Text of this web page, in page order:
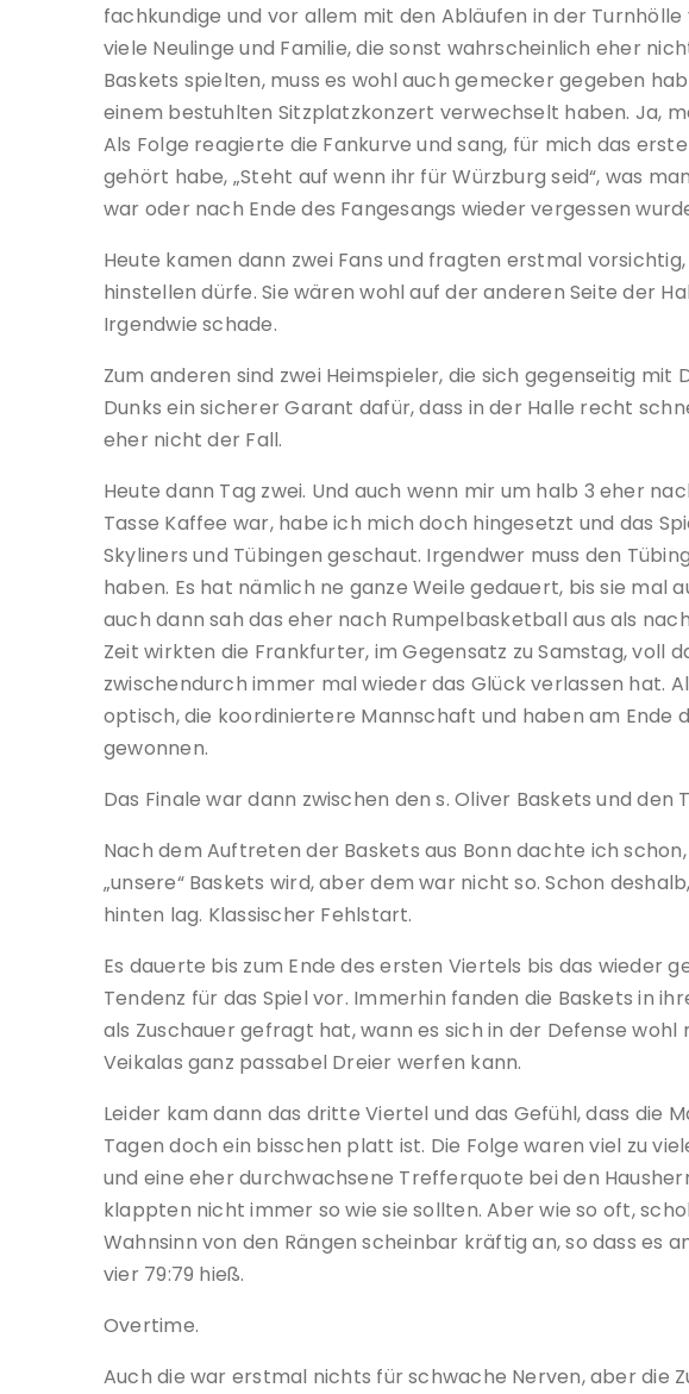
fachkundige und vor allem mit den Abläufen in der
viele Neulinge und Familie, die sonst wahrscheinlich eher
Baskets spielten, muss es wohl auch gemecker gegeben
einem bestuhlten Sitzplatzkonzert verwechselt haben. Ja,
Als Folge reagierte die Fankurve und sang, für mich das
gehört habe, „Steht auf wenn ihr für Würzburg seid“, was
war oder nach Ende des Fangesangs wieder vergessen
Heute kamen dann zwei Fans und fragten erstmal
hinstellen dürfe. Sie wären wohl auf der anderen Seite der
Irgendwie schade.
Zum anderen sind zwei Heimspieler, die sich gegenseitig mit
Dunks ein sicherer Garant dafür, dass in der Halle recht
eher nicht der Fall.
Heute dann Tag zwei. Und auch wenn mir um halb 3 eher
Tasse Kaffee war, habe ich mich doch hingesetzt und das
Skyliners und Tübingen geschaut. Irgendwer muss den
haben. Es hat nämlich ne ganze Weile gedauert, bis sie mal
auch dann sah das eher nach Rumpelbasketball aus als
Zeit wirkten die Frankfurter, im Gegensatz zu Samstag, voll
zwischendurch immer mal wieder das Glück verlassen hat.
optisch, die koordiniertere Mannschaft und haben am Ende
gewonnen.
Das Finale war dann zwischen den s. Oliver Baskets und den
Nach dem Auftreten der Baskets aus Bonn dachte ich
„unsere“ Baskets wird, aber dem war nicht so. Schon
hinten lag. Klassischer Fehlstart.
Es dauerte bis zum Ende des ersten Viertels bis das wieder
Tendenz für das Spiel vor. Immerhin fanden die Baskets in
als Zuschauer gefragt hat, wann es sich in der Defense
Veikalas ganz passabel Dreier werfen kann.
Leider kam dann das dritte Viertel und das Gefühl, dass die
Tagen doch ein bisschen platt ist. Die Folge waren viel zu
und eine eher durchwachsene Trefferquote bei den
klappten nicht immer so wie sie sollten. Aber wie so oft,
Wahnsinn von den Rängen scheinbar kräftig an, so dass es
vier 79:79 hieß.
Overtime.
Auch die war erstmal nichts für schwache Nerven, aber die